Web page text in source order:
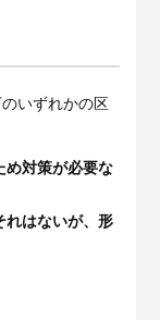
いずれかの区
め対策が必要な
れはないが、形